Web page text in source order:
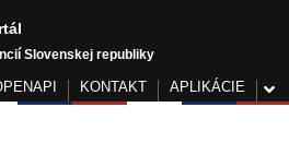
Slovenskej republiky
KONTAKT APLIKÁCIE